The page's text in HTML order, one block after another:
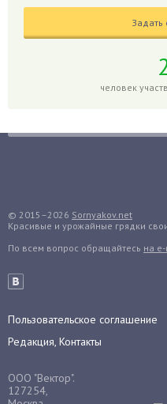
Гладиолусы
Гранат
Грядки
Гуава
Декабрист
Дельфиниум
Денежное дерево
Задать
человек
© 2015–2026 Sornyakov.net
Красивые и урожайные грядки
По всем вопрос обращайтесь на
Пользовательское соглашение
Редакция, Контакты
ООО "Вектор".
127254,